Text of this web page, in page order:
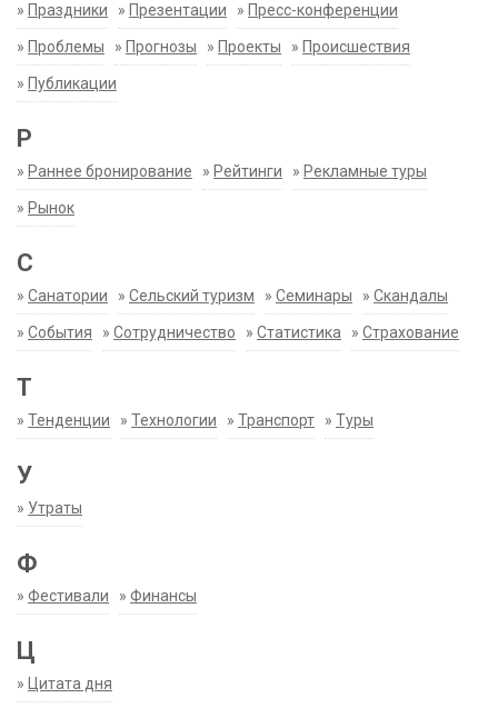
» Праздники » Презентации » Пресс-конференции
» Проблемы » Прогнозы » Проекты » Происшествия
» Публикации
Р
» Раннее бронирование » Рейтинги » Рекламные туры
» Рынок
С
» Санатории » Сельский туризм » Семинары » Скандалы
» События » Сотрудничество » Статистика » Страхование
Т
» Тенденции » Технологии » Транспорт » Туры
У
» Утраты
Ф
» Фестивали » Финансы
Ц
» Цитата дня